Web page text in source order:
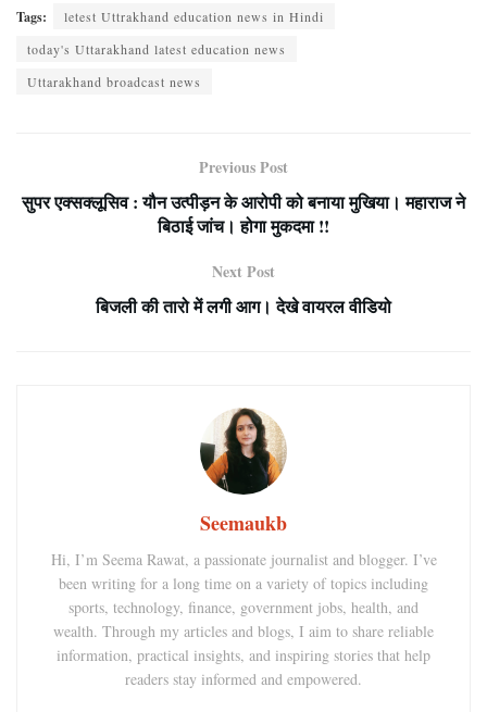
Tags:
letest Uttrakhand education news in Hindi
today's Uttarakhand latest education news
Uttarakhand broadcast news
Previous Post
सुपर एक्सक्लूसिव : यौन उत्पीड़न के आरोपी को बनाया मुखिया। महाराज ने
बिठाई जांच। होगा मुकदमा !!
Next Post
बिजली की तारो में लगी आग। देखे वायरल वीडियो
Seemaukb
Hi, I’m Seema Rawat, a passionate journalist and blogger. I’ve
been writing for a long time on a variety of topics including
sports, technology, finance, government jobs, health, and
wealth. Through my articles and blogs, I aim to share reliable
information, practical insights, and inspiring stories that help
readers stay informed and empowered.